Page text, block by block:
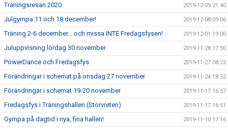
Träningsresan 2020 2019-12-09 21:40
Julgympa 11 och 18 december! 2019-12-08 09:06
Träning 2-6 december... och missa INTE Fredagsfysen! 2019-12-01 19:00
Juluppvisning lördag 30 november 2019-11-28 17:50
PowerDance och Fredagsfys 2019-11-27 08:22
Förändringar i schemat på onsdag 27 november 2019-11-24 18:52
Förändringar i schemat 19-20 november 2019-11-17 16:57
Fredagsfys i Träningshallen (Storvreten) 2019-11-17 16:51
Gympa på dagtid i nya, fina hallen! 2019-11-10 17:16